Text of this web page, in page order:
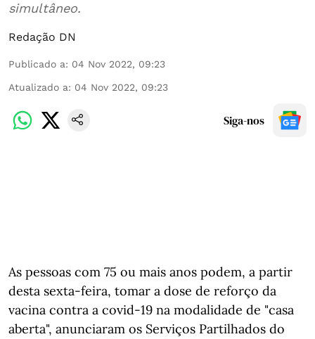
simultâneo.
Redação DN
Publicado a: 04 Nov 2022, 09:23
Atualizado a: 04 Nov 2022, 09:23
Siga-nos
As pessoas com 75 ou mais anos podem, a partir
desta sexta-feira, tomar a dose de reforço da
vacina contra a covid-19 na modalidade de "casa
aberta", anunciaram os Serviços Partilhados do